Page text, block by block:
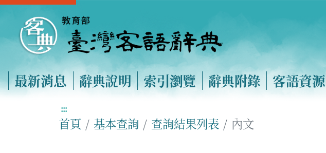
最新消息 辭典說明 索引瀏覽 辭典附錄 客語資源
:::
首頁 基本查詢 查詢結果列表 內文